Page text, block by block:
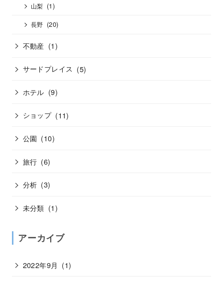
山梨 (1)
長野 (20)
不動産 (1)
サードプレイス (5)
ホテル (9)
ショップ (11)
公園 (10)
旅行 (6)
分析 (3)
未分類 (1)
アーカイブ
2022年9月 (1)